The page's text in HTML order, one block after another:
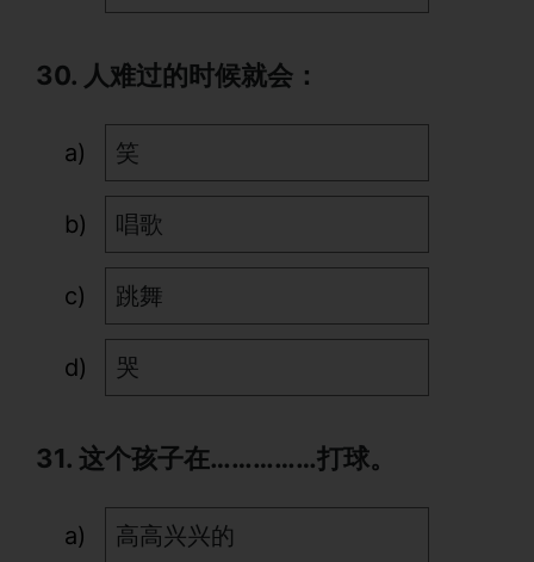
30. 人难过的时候就会：
笑
唱歌
跳舞
哭
31. 这个孩子在……………打球。
高高兴兴的